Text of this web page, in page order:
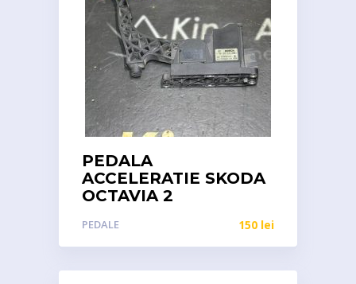
PEDALA
ACCELERATIE SKODA
OCTAVIA 2
PEDALE 150 lei